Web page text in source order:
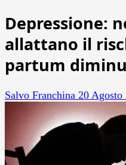
Depressione:
allattano il
partum
Salvo Franchina 20 Agosto